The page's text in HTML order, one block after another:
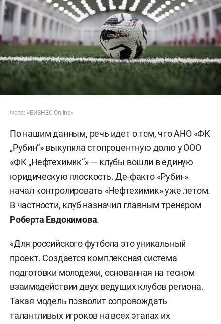
Фото: «БИЗНЕС Online»
По нашим данным, речь идет о том, что АНО «ФК
„Рубин“» выкупила стопроцентную долю у ООО
«ФК „Нефтехимик“» — клубы вошли в единую
юридическую плоскость. Де-факто «Рубин»
начал контролировать «Нефтехимик» уже летом.
В частности, клуб назначил главным тренером
Роберта Евдокимова.
«Для российского футбола это уникальный
проект. Создается комплексная система
подготовки молодежи, основанная на тесном
взаимодействии двух ведущих клубов региона.
Такая модель позволит сопровождать
талантливых игроков на всех этапах их